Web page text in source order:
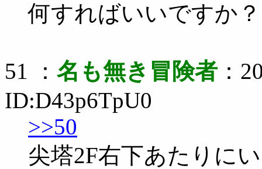
何すればいいですか？
51 ： 名も無き冒険者 ：
ID:D43p6TpU0
>>50
尖塔2F右下あたりに